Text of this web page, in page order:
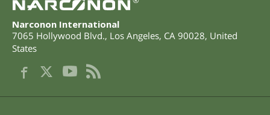
Narconon International
7065 Hollywood Blvd., Los Angeles, CA 90028, United
States